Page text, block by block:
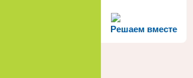
Решаем вместе